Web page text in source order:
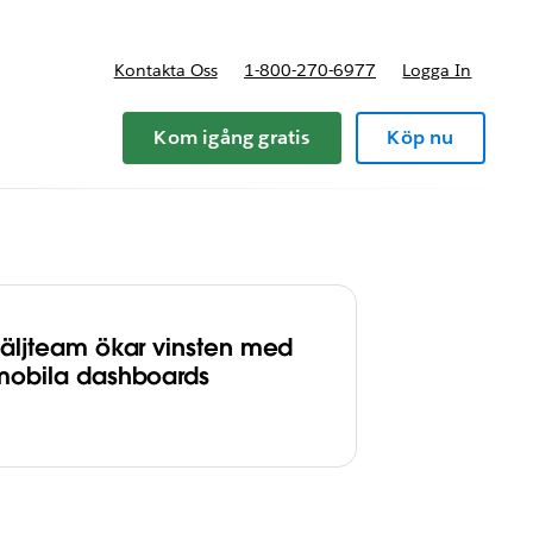
Kontakta Oss 1-800-270-6977 Logga In
Kom igång gratis Köp nu
ökar vinsten med
dashboards